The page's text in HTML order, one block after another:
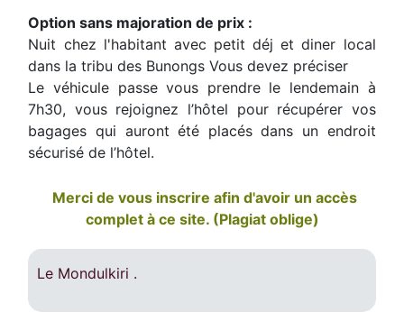
Option sans majoration de prix :
Nuit chez l'habitant avec petit déj et diner local
dans la tribu des Bunongs Vous devez préciser
Le véhicule passe vous prendre le lendemain à
7h30, vous rejoignez l’hôtel pour récupérer vos
bagages qui auront été placés dans un endroit
sécurisé de l’hôtel.
Merci de vous inscrire afin d'avoir un accès
complet à ce site. (Plagiat oblige)
Le Mondulkiri .